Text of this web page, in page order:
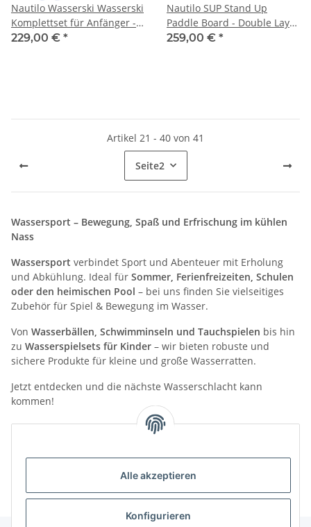
Alle akzeptieren
Konfigurieren
Nautilo Wasserski Wasserski
Komplettset für Anfänger -
Wasserski inkl. Zugseil &
229,00 € *
Nautilo SUP Stand Up
Paddle Board - Double Layer
10.6 (320x81 cm)
259,00 € *
Artikel 21 - 40 von 41
Seite2
Wassersport – Bewegung, Spaß und Erfrischung im kühlen
Nass
Wassersport verbindet Sport und Abenteuer mit Erholung
und Abkühlung. Ideal für Sommer, Ferienfreizeiten, Schulen
oder den heimischen Pool – bei uns finden Sie vielseitiges
Zubehör für Spiel & Bewegung im Wasser.
Von Wasserbällen, Schwimminseln und Tauchspielen bis hin
zu Wasserspielsets für Kinder – wir bieten robuste und
sichere Produkte für kleine und große Wasserratten.
Jetzt entdecken und die nächste Wasserschlacht kann
kommen!